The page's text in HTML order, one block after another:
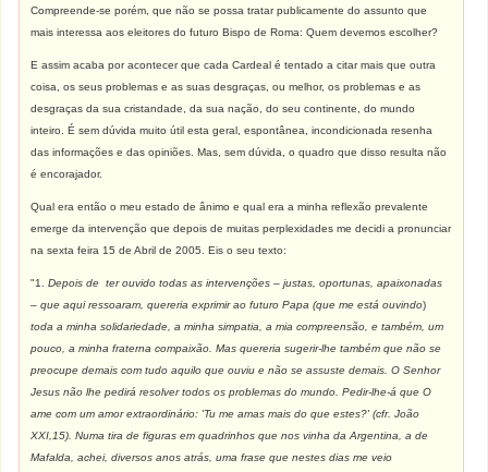
Compreende-se porém, que não se possa tratar publicamente do assunto que
mais interessa aos eleitores do futuro Bispo de Roma: Quem devemos escolher?
E assim acaba por acontecer que cada Cardeal é tentado a citar mais que outra
coisa, os seus problemas e as suas desgraças, ou melhor, os problemas e as
desgraças da sua cristandade, da sua nação, do seu continente, do mundo
inteiro. É sem dúvida muito útil esta geral, espontânea, incondicionada resenha
das informações e das opiniões. Mas, sem dúvida, o quadro que disso resulta não
é encorajador.
Qual era então o meu estado de ânimo e qual era a minha reflexão prevalente
emerge da intervenção que depois de muitas perplexidades me decidi a pronunciar
na sexta feira 15 de Abril de 2005. Eis o seu texto:
"1.Depois de ter ouvido todas as intervenções – justas, oportunas, apaixonadas
– que aqui ressoaram, quereria exprimir ao futuro Papa (que me está ouvindo)
toda a minha solidariedade, a minha simpatia, a mia compreensão, e também, um
pouco, a minha fraterna compaixão. Mas quereria sugerir-lhe também que não se
preocupe demais com tudo aquilo que ouviu e não se assuste demais. O Senhor
Jesus não lhe pedirá resolver todos os problemas do mundo. Pedir-lhe-á que O
ame com um amor extraordinário: 'Tu me amas mais do que estes?' (cfr. João
XXI,15). Numa tira de figuras em quadrinhos que nos vinha da Argentina, a de
Mafalda, achei, diversos anos atrás, uma frase que nestes dias me veio